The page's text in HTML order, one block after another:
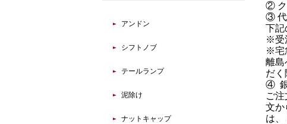
②
③
下記
※受
※宅
離島
だく
④
ご
文か
は
アンドン
シフトノブ
テールランプ
泥除け
ナットキャップ